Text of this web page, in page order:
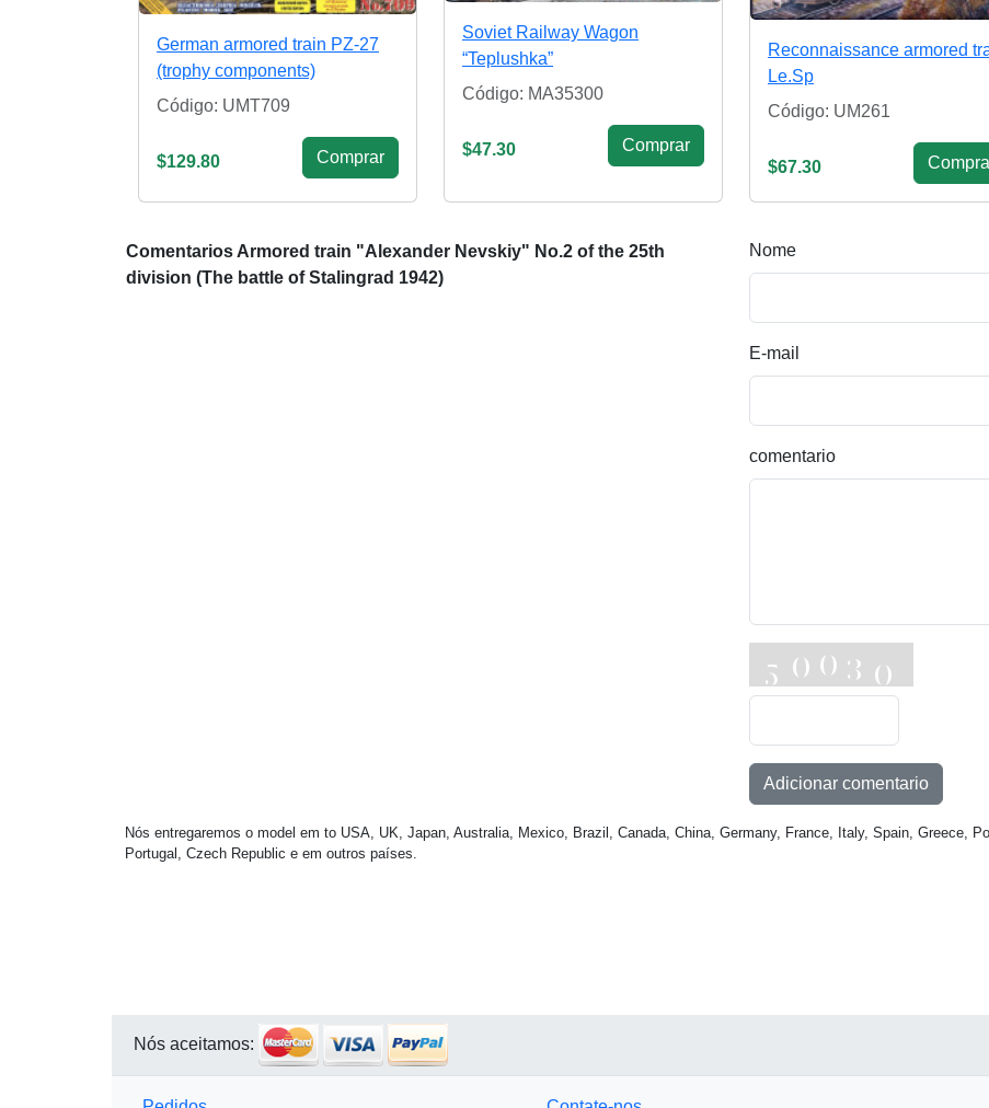
German armored train PZ-27
(trophy components)
Código: UMT709
$129.80 Сomprar
Soviet Railway Wagon
“Teplushka”
Código: MA35300
$47.30 Сomprar
Reconnaissance armored
Le.Sp
Código: UM261
$67.30
Comentarios Armored train "Alexander Nevskiy" No.2 of the 25th
division (The battle of Stalingrad 1942)
Nome
E-mail
comentario
Adicionar comentario
Nós entregaremos o model em to USA, UK, Japan, Australia, Mexico, Brazil, Canada, China, Germany, France, Italy, Spain, Greece,
Portugal, Czech Republic e em outros países.
Nós aceitamos: